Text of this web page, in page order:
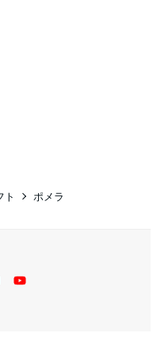
ト ポメラ
YouTube